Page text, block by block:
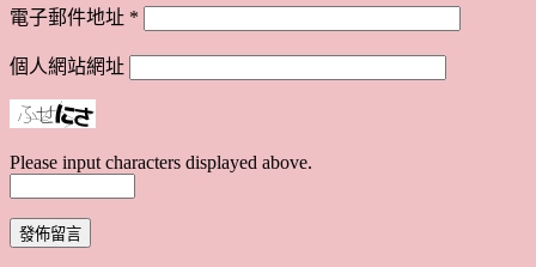
電子郵件地址 *
個人網站網址
Please input characters displayed above.